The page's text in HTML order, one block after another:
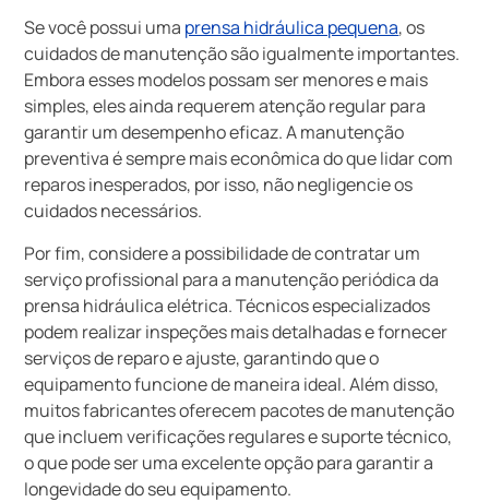
Se você possui uma prensa hidráulica pequena, os
cuidados de manutenção são igualmente importantes.
Embora esses modelos possam ser menores e mais
simples, eles ainda requerem atenção regular para
garantir um desempenho eficaz. A manutenção
preventiva é sempre mais econômica do que lidar com
reparos inesperados, por isso, não negligencie os
cuidados necessários.
Por fim, considere a possibilidade de contratar um
serviço profissional para a manutenção periódica da
prensa hidráulica elétrica. Técnicos especializados
podem realizar inspeções mais detalhadas e fornecer
serviços de reparo e ajuste, garantindo que o
equipamento funcione de maneira ideal. Além disso,
muitos fabricantes oferecem pacotes de manutenção
que incluem verificações regulares e suporte técnico,
o que pode ser uma excelente opção para garantir a
longevidade do seu equipamento.